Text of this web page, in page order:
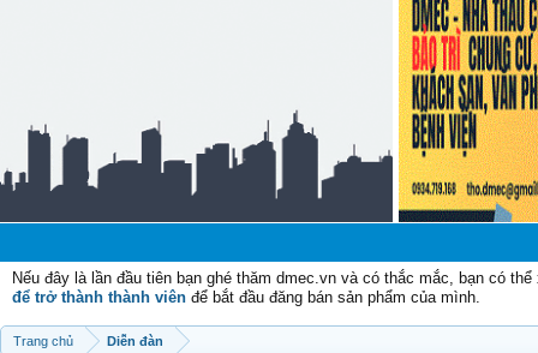
Nếu đây là lần đầu tiên bạn ghé thăm dmec.vn và có thắc mắc, bạn có
để trở thành thành viên để bắt đầu đăng bán sản phẩm của mình.
Trang chủ Diễn đàn